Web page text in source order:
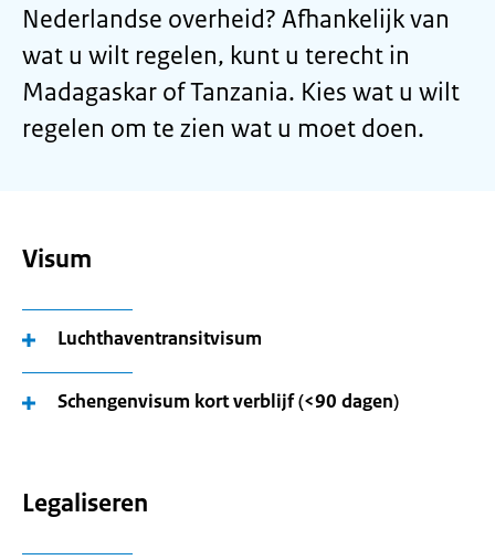
Nederlandse overheid? Afhankelijk van
wat u wilt regelen, kunt u terecht in
Madagaskar of Tanzania. Kies wat u wilt
regelen om te zien wat u moet doen.
Visum
Luchthaventransitvisum
Schengenvisum kort verblijf (<90 dagen)
Legaliseren